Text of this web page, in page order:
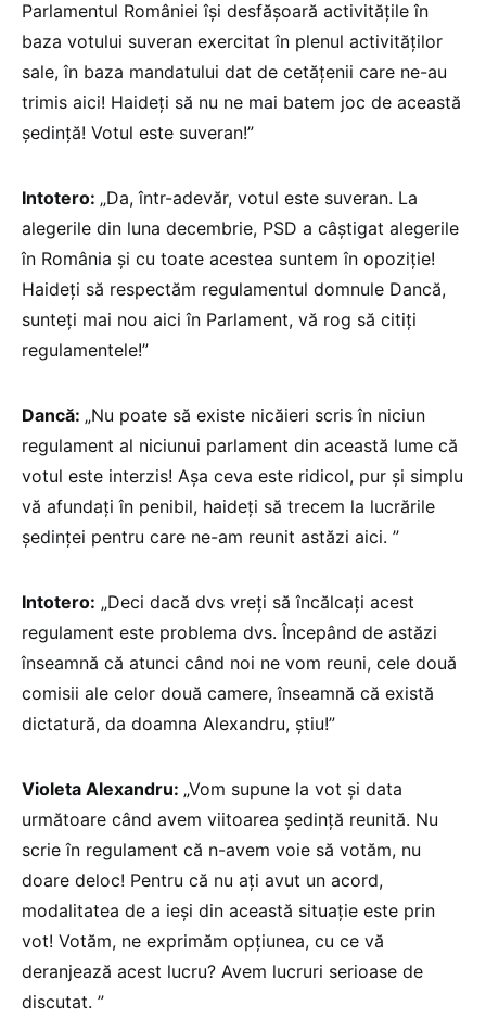
Parlamentul României își desfășoară activitățile în
baza votului suveran exercitat în plenul activităților
sale, în baza mandatului dat de cetățenii care ne-au
trimis aici! Haideți să nu ne mai batem joc de această
ședință! Votul este suveran!”
Intotero: „Da, într-adevăr, votul este suveran. La
alegerile din luna decembrie, PSD a câștigat alegerile
în România și cu toate acestea suntem în opoziție!
Haideți să respectăm regulamentul domnule Dancă,
sunteți mai nou aici în Parlament, vă rog să citiți
regulamentele!”
Dancă: „Nu poate să existe nicăieri scris în niciun
regulament al niciunui parlament din această lume că
votul este interzis! Așa ceva este ridicol, pur și simplu
vă afundați în penibil, haideți să trecem la lucrările
ședinței pentru care ne-am reunit astăzi aici. ”
Intotero: „Deci dacă dvs vreți să încălcați acest
regulament este problema dvs. Începând de astăzi
înseamnă că atunci când noi ne vom reuni, cele două
comisii ale celor două camere, înseamnă că există
dictatură, da doamna Alexandru, știu!”
Violeta Alexandru: „Vom supune la vot și data
următoare când avem viitoarea ședință reunită. Nu
scrie în regulament că n-avem voie să votăm, nu
doare deloc! Pentru că nu ați avut un acord,
modalitatea de a ieși din această situație este prin
vot! Votăm, ne exprimăm opțiunea, cu ce vă
deranjează acest lucru? Avem lucruri serioase de
discutat. ”